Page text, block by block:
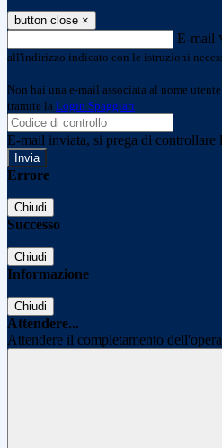
button close ×
E-mail
all'indirizzo indicato con le istruzioni
Non hai una e-mail associata al nome
tramite la Login Spaggiari
E-mail inviata, si prega di controllare
Errore
Chiudi
Successo
Chiudi
Informazione
Chiudi
Attendere...
Attendere il completamento